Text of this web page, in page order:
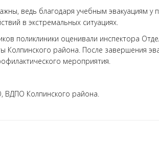
ведь благодаря учебным эвакуациям у
в экстремальных ситуациях.
поликлиники оценивали инспектора
Колпинского района. После завершения
мероприятия.
Колпинского района.